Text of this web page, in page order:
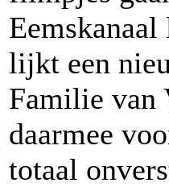
lijkt een
Familie van
daarmee
totaal